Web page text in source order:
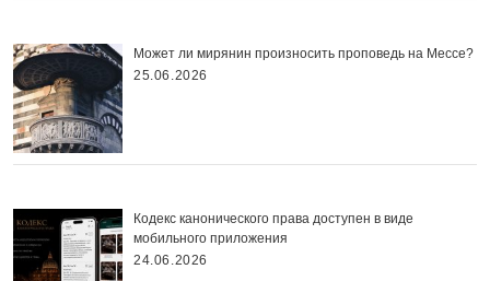
Может ли мирянин произносить проповедь на Мессе?
25.06.2026
Кодекс канонического права доступен в виде
мобильного приложения
24.06.2026